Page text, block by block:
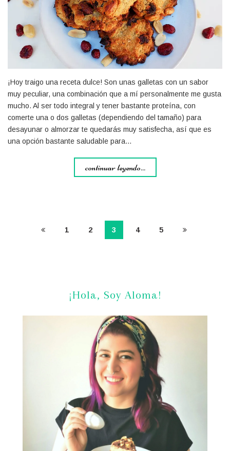
¡Hoy traigo una receta dulce! Son unas galletas con un sabor
muy peculiar, una combinación que a mí personalmente me gusta
mucho. Al ser todo integral y tener bastante proteína, con
comerte una o dos galletas (dependiendo del tamaño) para
desayunar o almorzar te quedarás muy satisfecha, así que es
una opción bastante saludable para…
continuar leyendo...
1 2 3 4 5
¡Hola, Soy Aloma!